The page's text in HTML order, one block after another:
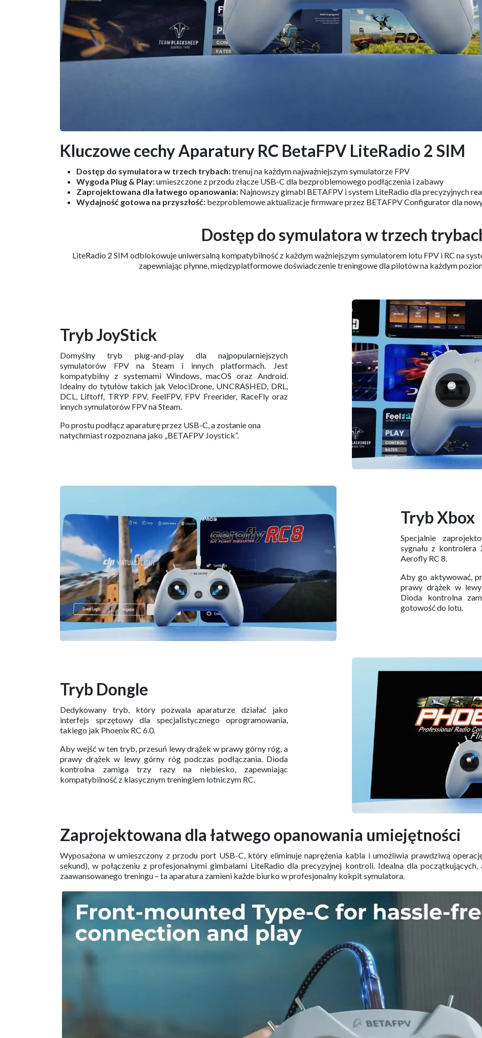
Kluczowe cechy Aparatury RC BetaFPV LiteRadio 2 SIM
Dostęp do symulatora w trzech trybach:trenuj na każdym najważniejszym symulatorze FPV
Wygoda Plug & Play:umieszczone z przodu złącze USB-C dla bezproblemowego podłączenia i zabawy
Zaprojektowana dla łatwego opanowania: Najnowszy gimabl BETAFPV i system LiteRadio dla precyzyjnych
Wydajność gotowa na przyszłość: bezproblemowe aktualizacje firmware przez BETAFPV Configurator dla
Dostęp do symulatora w trzech
LiteRadio 2 SIM odblokowuje uniwersalną kompatybilność z każdym ważniejszym symulatorem lotu FPV i RC na
zapewniając płynne, międzyplatformowe doświadczenie treningowe dla pilotów na każdym
Tryb JoyStick
Domyślny tryb plug-and-play dla najpopularniejszych
symulatorów FPV na Steam i innych platformach. Jest
kompatybilny z systemami Windows, macOS oraz Android.
Idealny do tytułów takich jak VelociDrone, UNCRASHED, DRL,
DCL, Liftoff, TRYP FPV, FeelFPV, FPV Freerider, RaceFly oraz
innych symulatorów FPV na Steam.
Po prostu podłącz aparaturę przez USB-C, a zostanie ona
natychmiast rozpoznana jako „BETAFPV Joystick”.​
Tryb Xbox
Specjalnie
sygnału z
Aerofly RC 8.
Aby go aktywować,
prawy drążek w
Dioda kontrolna
gotowość do lotu.​
Tryb Dongle
Dedykowany tryb, który pozwala aparaturze działać jako
interfejs sprzętowy dla specjalistycznego oprogramowania,
takiego jak Phoenix RC 6.0.
Aby wejść w ten tryb, przesuń lewy drążek w prawy górny róg, a
prawy drążek w lewy górny róg podczas podłączania. Dioda
kontrolna zamiga trzy razy na niebiesko, zapewniając
kompatybilność z klasycznym treningiem lotniczym RC.
Zaprojektowana dla łatwego opanowania umiejętności
Wyposażona w umieszczony z przodu port USB-C, który eliminuje naprężenia kabla i umożliwia prawdziwą
sekund), w połączeniu z profesjonalnymi gimbalami LiteRadio dla precyzyjnej kontroli. Idealna dla
zaawansowanego treningu – ta aparatura zamieni każde biurko w profesjonalny kokpit symulatora.